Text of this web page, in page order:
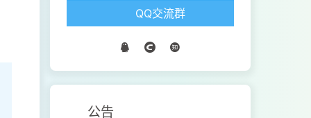
QQ交流群
公告